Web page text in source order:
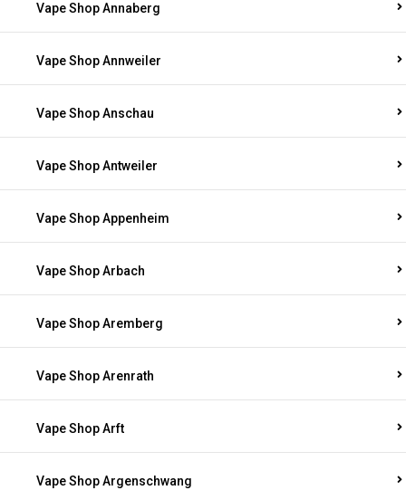
Vape Shop Annaberg
Vape Shop Annweiler
Vape Shop Anschau
Vape Shop Antweiler
Vape Shop Appenheim
Vape Shop Arbach
Vape Shop Aremberg
Vape Shop Arenrath
Vape Shop Arft
Vape Shop Argenschwang